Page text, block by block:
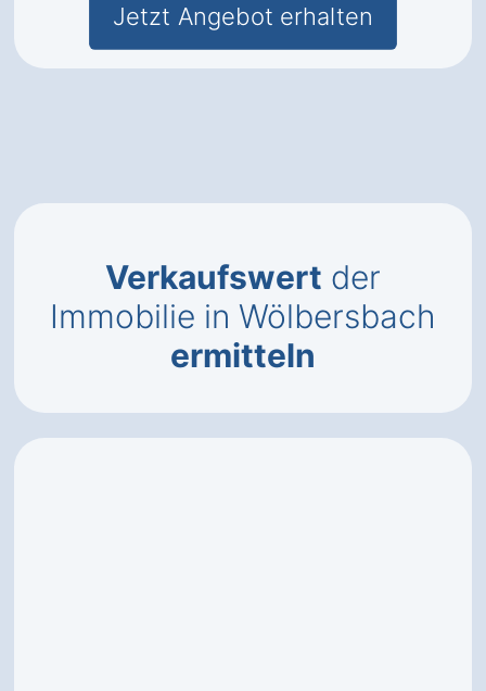
Jetzt Angebot erhalten
Verkaufswert der
Immobilie in Wölbersbach
ermitteln